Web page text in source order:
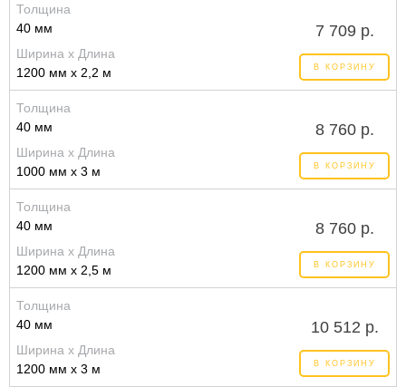
Толщина
40 мм
Ширина x Длина
1200 мм x 2,2 м
7 709 р.
В КОРЗИНУ
Толщина
40 мм
Ширина x Длина
1000 мм x 3 м
8 760 р.
В КОРЗИНУ
Толщина
40 мм
Ширина x Длина
1200 мм x 2,5 м
8 760 р.
В КОРЗИНУ
Толщина
40 мм
Ширина x Длина
1200 мм x 3 м
10 512 р.
В КОРЗИНУ